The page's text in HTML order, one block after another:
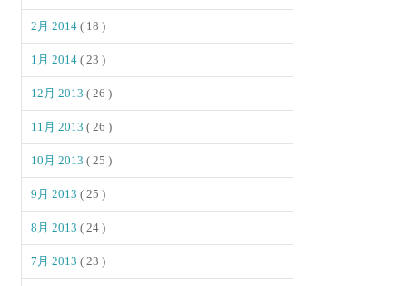
2月 2014( 18 )
1月 2014( 23 )
12月 2013( 26 )
11月 2013( 26 )
10月 2013( 25 )
9月 2013( 25 )
8月 2013( 24 )
7月 2013( 23 )